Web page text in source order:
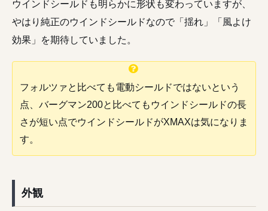
ウインドシールドも明らかに形状も変わっていますが、
やはり純正のウインドシールドなので「揺れ」「風よけ
効果」を期待していました。
フォルツァと比べても電動シールドではないという
点、バーグマン200と比べてもウインドシールドの長
さが短い点でウインドシールドがXMAXは気になりま
す。
外観